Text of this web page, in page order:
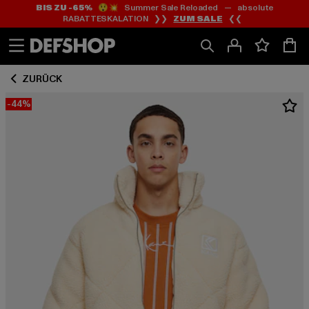
Zum
Inhalt
springen
Zum
Fußzeile
springen
BIS ZU -65%😲💥 Summer Sale Reloaded — absolute
RABATTESKALATION ❯❯ ZUM SALE ❮❮
ZURÜCK
-44%